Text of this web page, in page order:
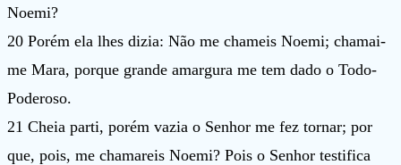
Noemi?
20 Porém ela lhes dizia: Não me chameis Noemi; chamai-
me Mara, porque grande amargura me tem dado o Todo-
Poderoso.
21 Cheia parti, porém vazia o Senhor me fez tornar; por
que, pois, me chamareis Noemi? Pois o Senhor testifica